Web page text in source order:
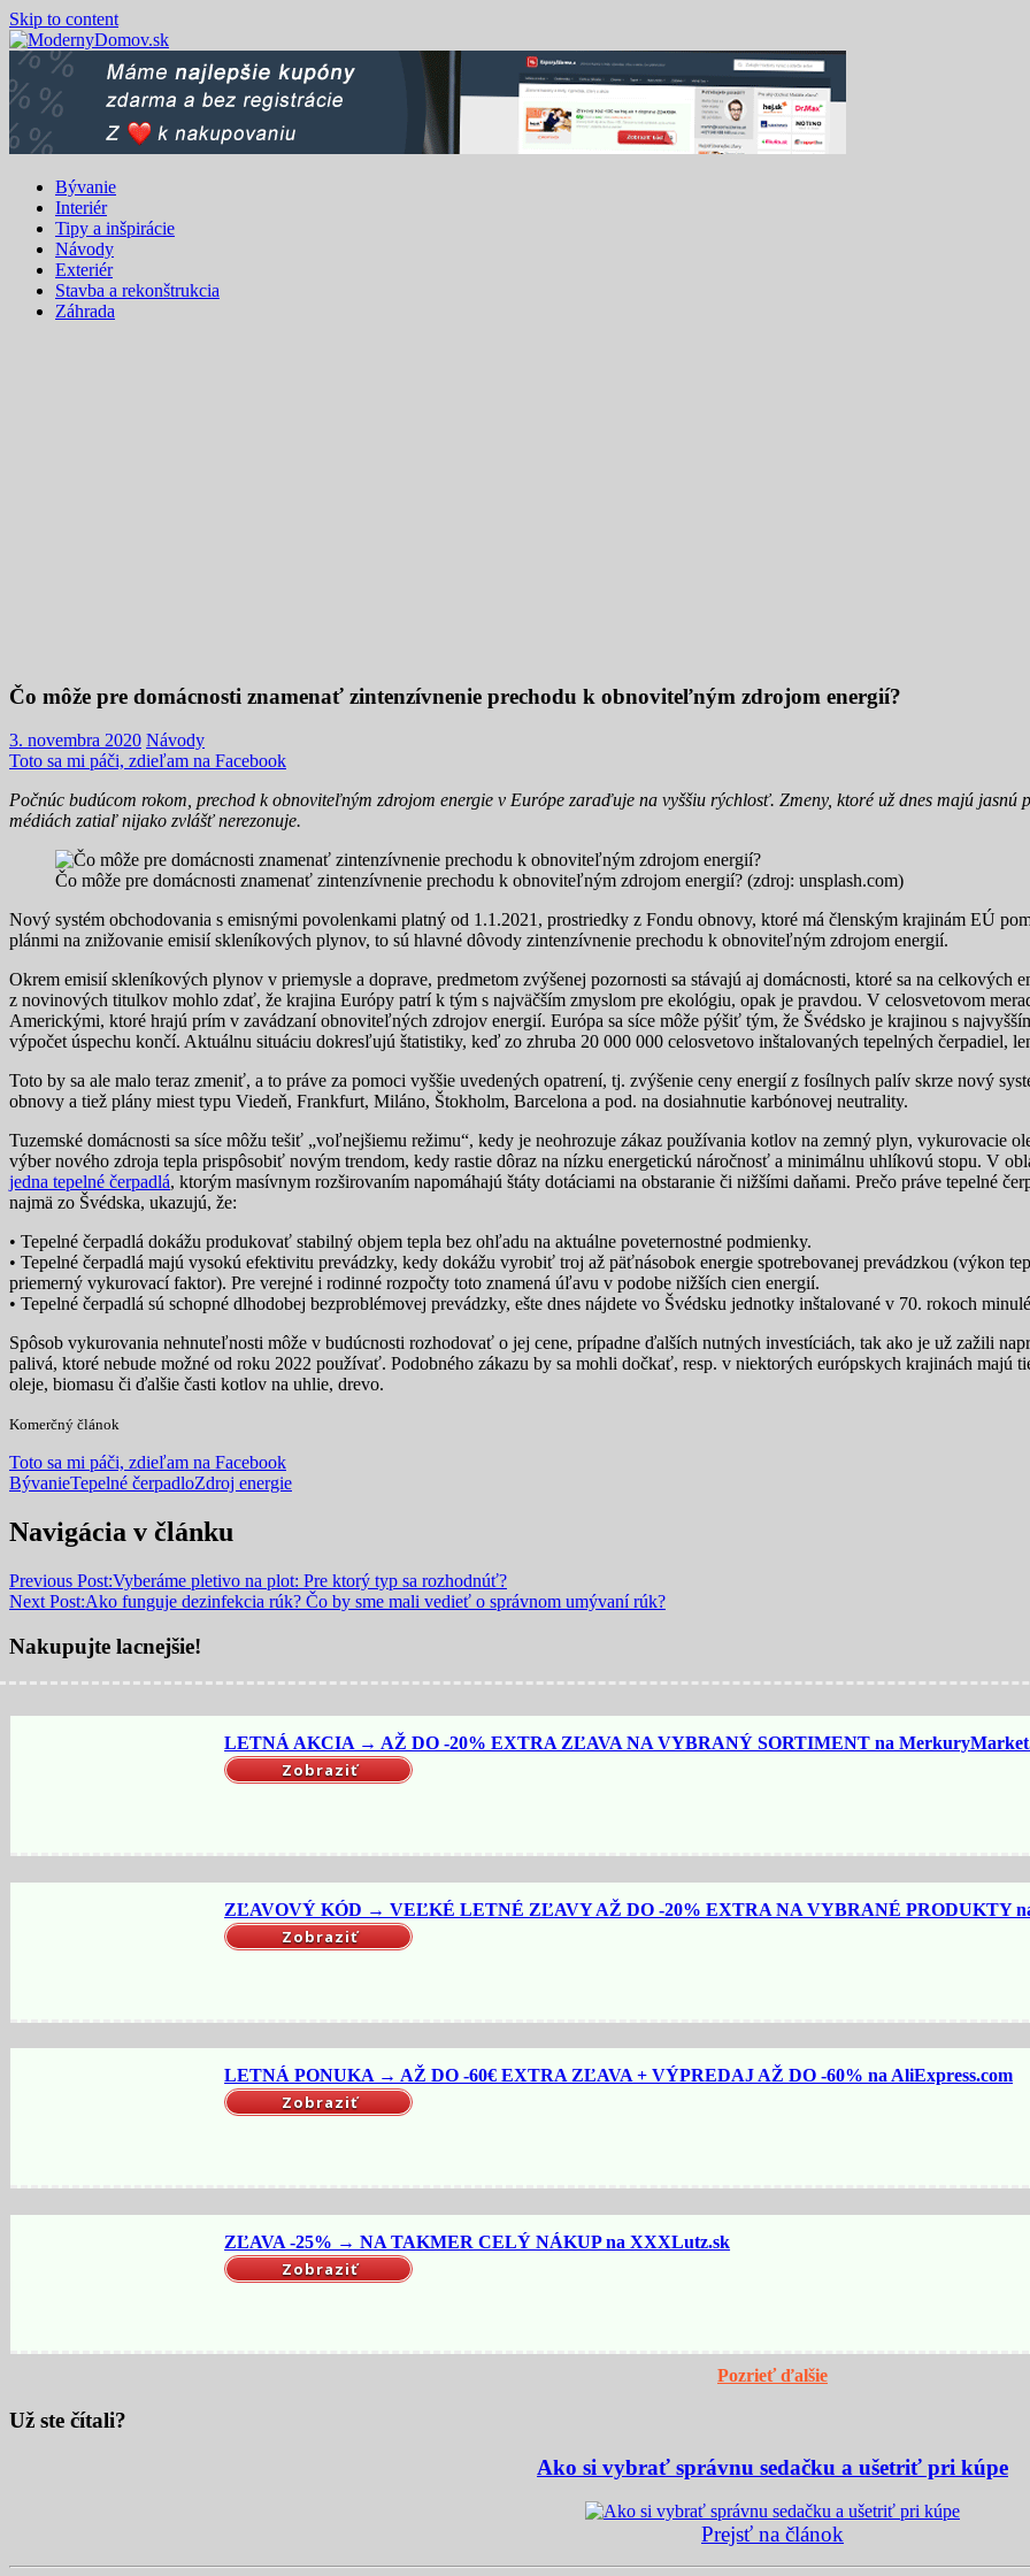
Skip to content
Bývanie
Interiér
Tipy a inšpirácie
Návody
Exteriér
Stavba a rekonštrukcia
Záhrada
Čo môže pre domácnosti znamenať zintenzívnenie prechodu k obnoviteľným zdrojom energií?
3. novembra 2020 Návody
Toto sa mi páči, zdieľam na Facebook
Počnúc budúcom rokom, prechod k obnoviteľným zdrojom energie v Európe zaraďuje na vyššiu rýchlosť. Zmeny, ktoré už dnes majú
médiách zatiaľ nijako zvlášť nerezonuje.
Čo môže pre domácnosti znamenať zintenzívnenie prechodu k obnoviteľným zdrojom energií? (zdroj: unsplash.com)
Nový systém obchodovania s emisnými povolenkami platný od 1.1.2021, prostriedky z Fondu obnovy, ktoré má členským krajinám EÚ
plánmi na znižovanie emisií skleníkových plynov, to sú hlavné dôvody zintenzívnenie prechodu k obnoviteľným zdrojom energií.
Okrem emisií skleníkových plynov v priemysle a doprave, predmetom zvýšenej pozornosti sa stávajú aj domácnosti, ktoré sa na
z novinových titulkov mohlo zdať, že krajina Európy patrí k tým s najväčším zmyslom pre ekológiu, opak je pravdou. V celosvetovom
Americkými, ktoré hrajú prím v zavádzaní obnoviteľných zdrojov energií. Európa sa síce môže pýšiť tým, že Švédsko je krajinou s
výpočet úspechu končí. Aktuálnu situáciu dokresľujú štatistiky, keď zo zhruba 20 000 000 celosvetovo inštalovaných tepelných čerpadiel,
Toto by sa ale malo teraz zmeniť, a to práve za pomoci vyššie uvedených opatrení, tj. zvýšenie ceny energií z fosílnych palív skrze nový
obnovy a tiež plány miest typu Viedeň, Frankfurt, Miláno, Štokholm, Barcelona a pod. na dosiahnutie karbónovej neutrality.
Tuzemské domácnosti sa síce môžu tešiť „voľnejšiemu režimu“, kedy je neohrozuje zákaz používania kotlov na zemný plyn, vykurovacie
výber nového zdroja tepla prispôsobiť novým trendom, kedy rastie dôraz na nízku energetickú náročnosť a minimálnu uhlíkovú stopu. V
jedna tepelné čerpadlá, ktorým masívnym rozširovaním napomáhajú štáty dotáciami na obstaranie či nižšími daňami. Prečo práve tepelné
najmä zo Švédska, ukazujú, že:
• Tepelné čerpadlá dokážu produkovať stabilný objem tepla bez ohľadu na aktuálne poveternostné podmienky.
• Tepelné čerpadlá majú vysokú efektivitu prevádzky, kedy dokážu vyrobiť troj až päťnásobok energie spotrebovanej prevádzkou (výkon
priemerný vykurovací faktor). Pre verejné i rodinné rozpočty toto znamená úľavu v podobe nižších cien energií.
• Tepelné čerpadlá sú schopné dlhodobej bezproblémovej prevádzky, ešte dnes nájdete vo Švédsku jednotky inštalované v 70. rokoch
Spôsob vykurovania nehnuteľnosti môže v budúcnosti rozhodovať o jej cene, prípadne ďalších nutných investíciách, tak ako je už zažili
palivá, ktoré nebude možné od roku 2022 používať. Podobného zákazu by sa mohli dočkať, resp. v niektorých európskych krajinách majú
oleje, biomasu či ďalšie časti kotlov na uhlie, drevo.
Komerčný článok
Toto sa mi páči, zdieľam na Facebook
BývanieTepelné čerpadloZdroj energie
Navigácia v článku
Previous Post:Vyberáme pletivo na plot: Pre ktorý typ sa rozhodnúť?
Next Post:Ako funguje dezinfekcia rúk? Čo by sme mali vedieť o správnom umývaní rúk?
Nakupujte lacnejšie!
LETNÁ AKCIA → AŽ DO -20% EXTRA ZĽAVA NA VYBRANÝ SORTIMENT na
Zobraziť
ZĽAVOVÝ KÓD → VEĽKÉ LETNÉ ZĽAVY AŽ DO -20% EXTRA NA VYBRANÉ PRODUKTY
Zobraziť
LETNÁ PONUKA → AŽ DO -60€ EXTRA ZĽAVA + VÝPREDAJ AŽ DO -60% na AliExpress.com
Zobraziť
ZĽAVA -25% → NA TAKMER CELÝ NÁKUP na XXXLutz.sk
Zobraziť
Pozrieť ďalšie
Už ste čítali?
Ako si vybrať správnu sedačku a ušetriť pri kúpe
Prejsť na článok